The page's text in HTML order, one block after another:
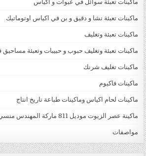
ماكينات تعبئة سوائل في عبوات و أكياس
ماكينات تعبئة نشا و دقيق و بن في اكياس اوتوماتيك
ماكينات تعبئة وتغليف
ماكينات تعبئة وتغليف حبوب و حبيبات وتعبئة
ماكينات تغليف شرنك
ماكينات فاكيوم
ماكينات لحام اكياس وماكينات طباعة تاريخ انتاج
ماكينة عصر الزيوت موديل 811 ماركة المهندس منسي
مواصفات